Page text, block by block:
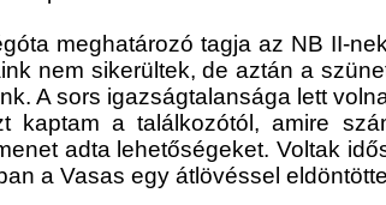
meghatározó tagja az NB II-
nem sikerültek, de aztán a
A sors igazságtalansága lett
kaptam a találkozótól, amire
adta lehetőségeket. Voltak
a Vasas egy átlövéssel